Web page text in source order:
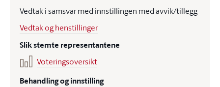
Vedtak i samsvar med innstillingen med avvik/tillegg
Vedtak og henstillinger
Slik stemte representantene
Voteringsoversikt
Behandling og innstilling